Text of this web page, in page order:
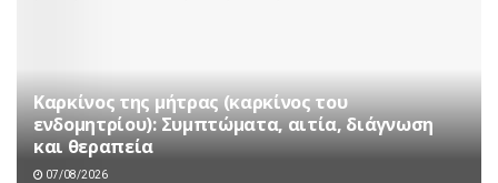
Καρκίνος της μήτρας (καρκίνος του
ενδομητρίου): Συμπτώματα, αιτία, διάγνωση
και θεραπεία
07/08/2026